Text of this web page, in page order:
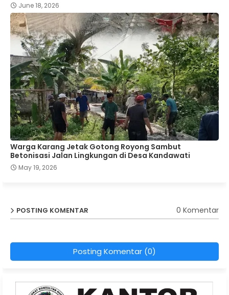
June 18, 2026
Warga Karang Jetak Gotong Royong Sambut
Betonisasi Jalan Lingkungan di Desa Kandawati
May 19, 2026
POSTING KOMENTAR 0 Komentar
Posting Komentar (0)